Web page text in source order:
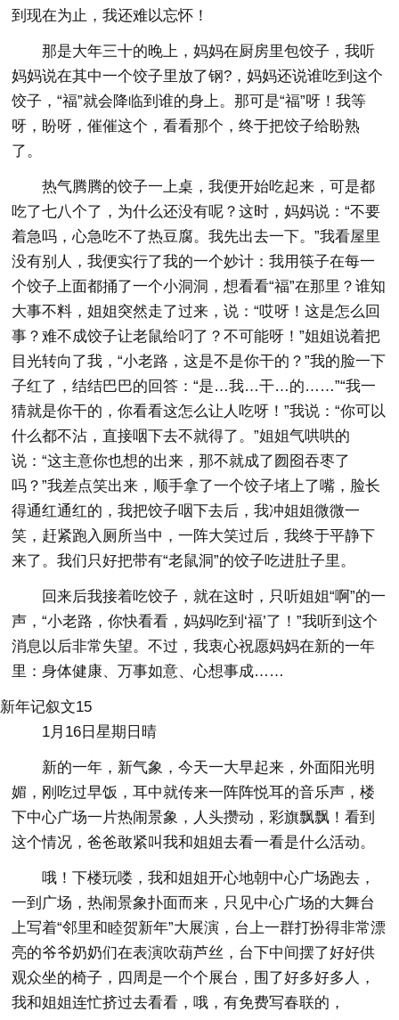
到现在为止，我还难以忘怀！
那是大年三十的晚上，妈妈在厨房里包饺子，我听
妈妈说在其中一个饺子里放了钢?，妈妈还说谁吃到这个
饺子，“福”就会降临到谁的身上。那可是“福”呀！我等
呀，盼呀，催催这个，看看那个，终于把饺子给盼熟
了。
热气腾腾的饺子一上桌，我便开始吃起来，可是都
吃了七八个了，为什么还没有呢？这时，妈妈说：“不要
着急吗，心急吃不了热豆腐。我先出去一下。”我看屋里
没有别人，我便实行了我的一个妙计：我用筷子在每一
个饺子上面都捅了一个小洞洞，想看看“福”在那里？谁知
大事不料，姐姐突然走了过来，说：“哎呀！这是怎么回
事？难不成饺子让老鼠给叼了？不可能呀！”姐姐说着把
目光转向了我，“小老路，这是不是你干的？”我的脸一下
子红了，结结巴巴的回答：“是…我…干…的……”“我一
猜就是你干的，你看看这怎么让人吃呀！”我说：“你可以
什么都不沾，直接咽下去不就得了。”姐姐气哄哄的
说：“这主意你也想的出来，那不就成了囫囵吞枣了
吗？”我差点笑出来，顺手拿了一个饺子堵上了嘴，脸长
得通红通红的，我把饺子咽下去后，我冲姐姐微微一
笑，赶紧跑入厕所当中，一阵大笑过后，我终于平静下
来了。我们只好把带有“老鼠洞”的饺子吃进肚子里。
回来后我接着吃饺子，就在这时，只听姐姐“啊”的一
声，“小老路，你快看看，妈妈吃到‘福’了！”我听到这个
消息以后非常失望。不过，我衷心祝愿妈妈在新的一年
里：身体健康、万事如意、心想事成……
新年记叙文15
1月16日星期日晴
新的一年，新气象，今天一大早起来，外面阳光明
媚，刚吃过早饭，耳中就传来一阵阵悦耳的音乐声，楼
下中心广场一片热闹景象，人头攒动，彩旗飘飘！看到
这个情况，爸爸敢紧叫我和姐姐去看一看是什么活动。
哦！下楼玩喽，我和姐姐开心地朝中心广场跑去，
一到广场，热闹景象扑面而来，只见中心广场的大舞台
上写着“邻里和睦贺新年”大展演，台上一群打扮得非常漂
亮的爷爷奶奶们在表演吹葫芦丝，台下中间摆了好好供
观众坐的椅子，四周是一个个展台，围了好多好多人，
我和姐姐连忙挤过去看看，哦，有免费写春联的，